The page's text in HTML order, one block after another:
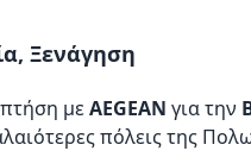
Ξενάγηση
μεAEGEAN για την
πόλεις της